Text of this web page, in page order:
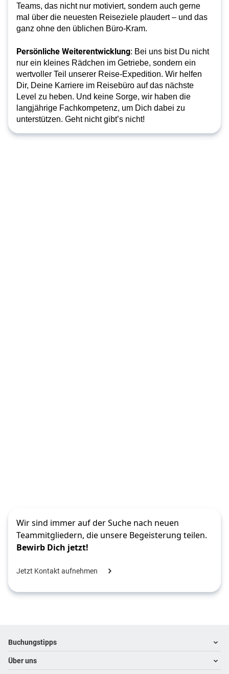
Teams, das nicht nur motiviert, sondern auch gerne
mal über die neuesten Reiseziele plaudert – und das
ganz ohne den üblichen Büro-Kram.
Persönliche Weiterentwicklung: Bei uns bist Du nicht
nur ein kleines Rädchen im Getriebe, sondern ein
wertvoller Teil unserer Reise-Expedition. Wir helfen
Dir, Deine Karriere im Reisebüro auf das nächste
Level zu heben. Und keine Sorge, wir haben die
langjährige Fachkompetenz, um Dich dabei zu
unterstützen. Geht nicht gibt’s nicht!
Wir sind immer auf der Suche nach neuen
Bewirb Dich jetzt!
Jetzt Kontakt aufnehmen
Footer navigation
Buchungstipps
Warum im Reisebüro buchen
Über uns